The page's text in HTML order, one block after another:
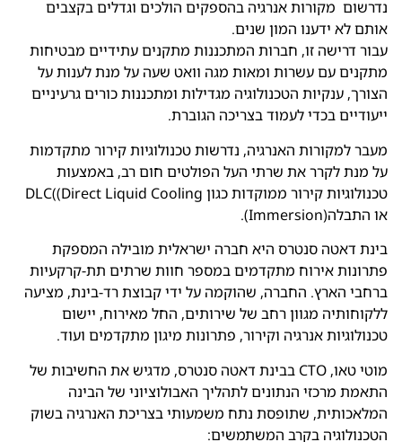
נדרשום מקורות אנרגיה בהספקים הולכים וגדלים בקצבים
אותם לא ידענו המון שנים.
עבור דרישה זו, חברות המתכננות מתקנים עתידיים מבטיחות
מתקנים עם עשרות ומאות מגה וואט שעה על מנת לענות על
הצורך, ענקיות הטכנולוגיה מגדילות ומתכננות כורים גרעיניים
ייעודיים בכדי לעמוד בצריכה הגוברת.
מעבר למקורות האנרגיה, נדרשות טכנולוגיות קירור מתקדמות
על מנת לקרר את שרתי העל הפולטים חום רב, באמצעות
טכנולוגיות קירור ממוקדות כגון DLC((Direct Liquid Cooling
או התבלה(Immersion).
בינת דאטה סנטרס היא חברה ישראלית מובילה המספקת
פתרונות אירוח מתקדמים במספר חוות שרתים תת-קרקעיות
ברחבי הארץ. החברה, שהוקמה על ידי קבוצת רד-בינת, מציעה
ללקוחותיה מגוון רחב של שירותים, החל מאירוח, יישום
טכנולוגיות אנרגיה וקירור, פתרונות מיגון מתקדמים ועוד.
מוטי טאו, CTO בבינת דאטה סנטרס, מדגיש את החשיבות של
התאמת מרכזי הנתונים לתהליך האבולוציוני של הבינה
המלאכותית, שתופסת נתח משמעותי בצריכת האנרגיה בשוק
הטכנולוגיה בקרב המשתמשים: